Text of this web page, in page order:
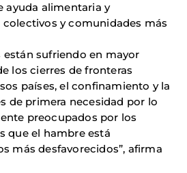
ayuda alimentaria y
y comunidades más
están sufriendo en mayor
los cierres de fronteras
países, el confinamiento y la
de primera necesidad por lo
preocupados por los
que el hambre está
más desfavorecidos”, afirma